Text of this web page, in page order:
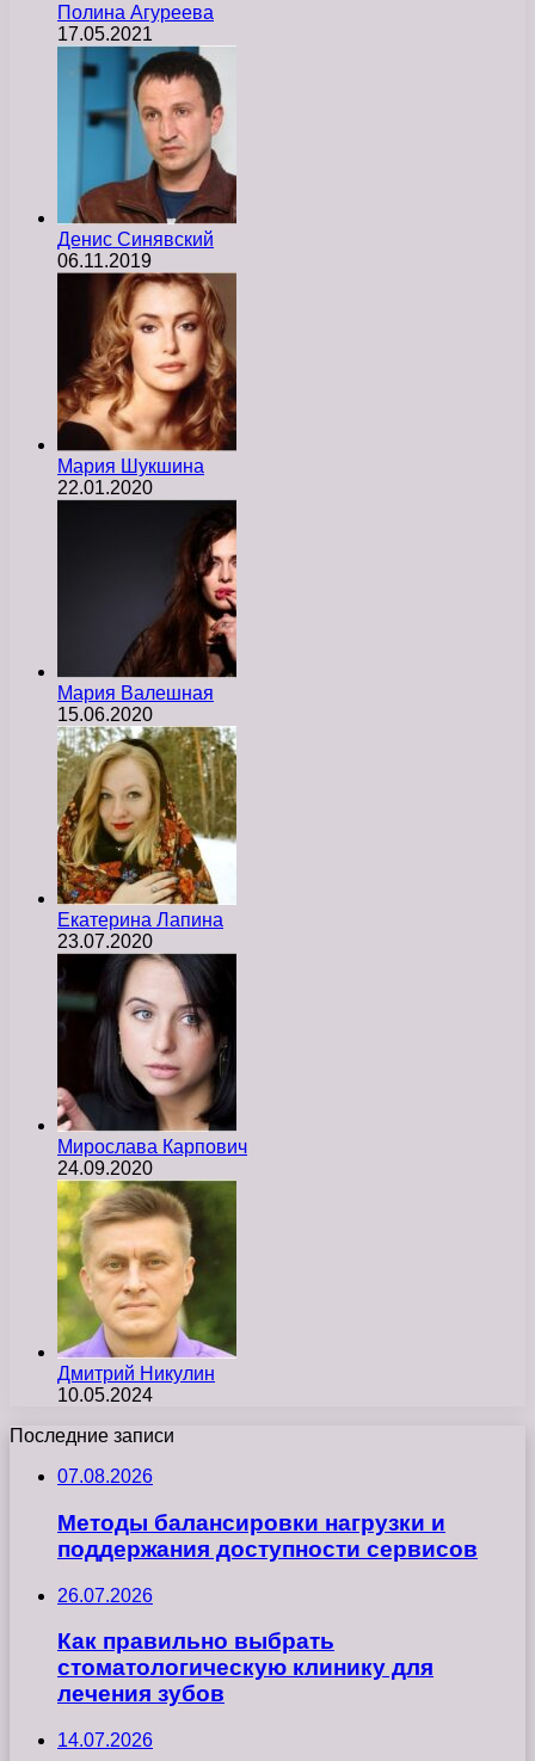
Полина Агуреева
17.05.2021
Денис Синявский
06.11.2019
Мария Шукшина
22.01.2020
Мария Валешная
15.06.2020
Екатерина Лапина
23.07.2020
Мирослава Карпович
24.09.2020
Дмитрий Никулин
10.05.2024
Последние записи
07.08.2026
Методы балансировки нагрузки и
поддержания доступности сервисов
26.07.2026
Как правильно выбрать
стоматологическую клинику для
лечения зубов
14.07.2026